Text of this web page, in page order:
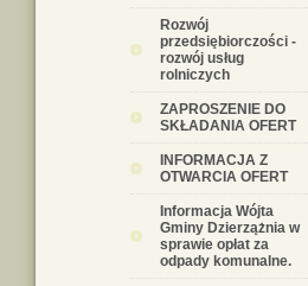
Rozwój
przedsiębiorczości -
rozwój usług
rolniczych
ZAPROSZENIE DO
SKŁADANIA OFERT
INFORMACJA Z
OTWARCIA OFERT
Informacja Wójta
Gminy Dzierzążnia w
sprawie opłat za
odpady komunalne.